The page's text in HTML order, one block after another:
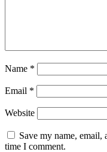
Name *
Email *
Website
Save my name,
time I comment.